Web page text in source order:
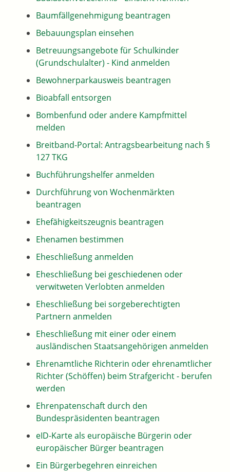
Baumfällgenehmigung beantragen
Bebauungsplan einsehen
Betreuungsangebote für Schulkinder
(Grundschulalter) - Kind anmelden
Bewohnerparkausweis beantragen
Bioabfall entsorgen
Bombenfund oder andere Kampfmittel
melden
Breitband-Portal: Antragsbearbeitung nach §
127 TKG
Buchführungshelfer anmelden
Durchführung von Wochenmärkten
beantragen
Ehefähigkeitszeugnis beantragen
Ehenamen bestimmen
Eheschließung anmelden
Eheschließung bei geschiedenen oder
verwitweten Verlobten anmelden
Eheschließung bei sorgeberechtigten
Partnern anmelden
Eheschließung mit einer oder einem
ausländischen Staatsangehörigen anmelden
Ehrenamtliche Richterin oder ehrenamtlicher
Richter (Schöffen) beim Strafgericht - berufen
werden
Ehrenpatenschaft durch den
Bundespräsidenten beantragen
eID-Karte als europäische Bürgerin oder
europäischer Bürger beantragen
Ein Bürgerbegehren einreichen